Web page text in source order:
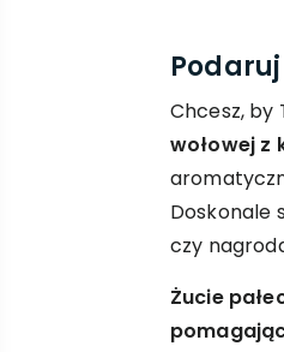
Chcesz, by
wołowej z
Doskonale
czy
Żucie